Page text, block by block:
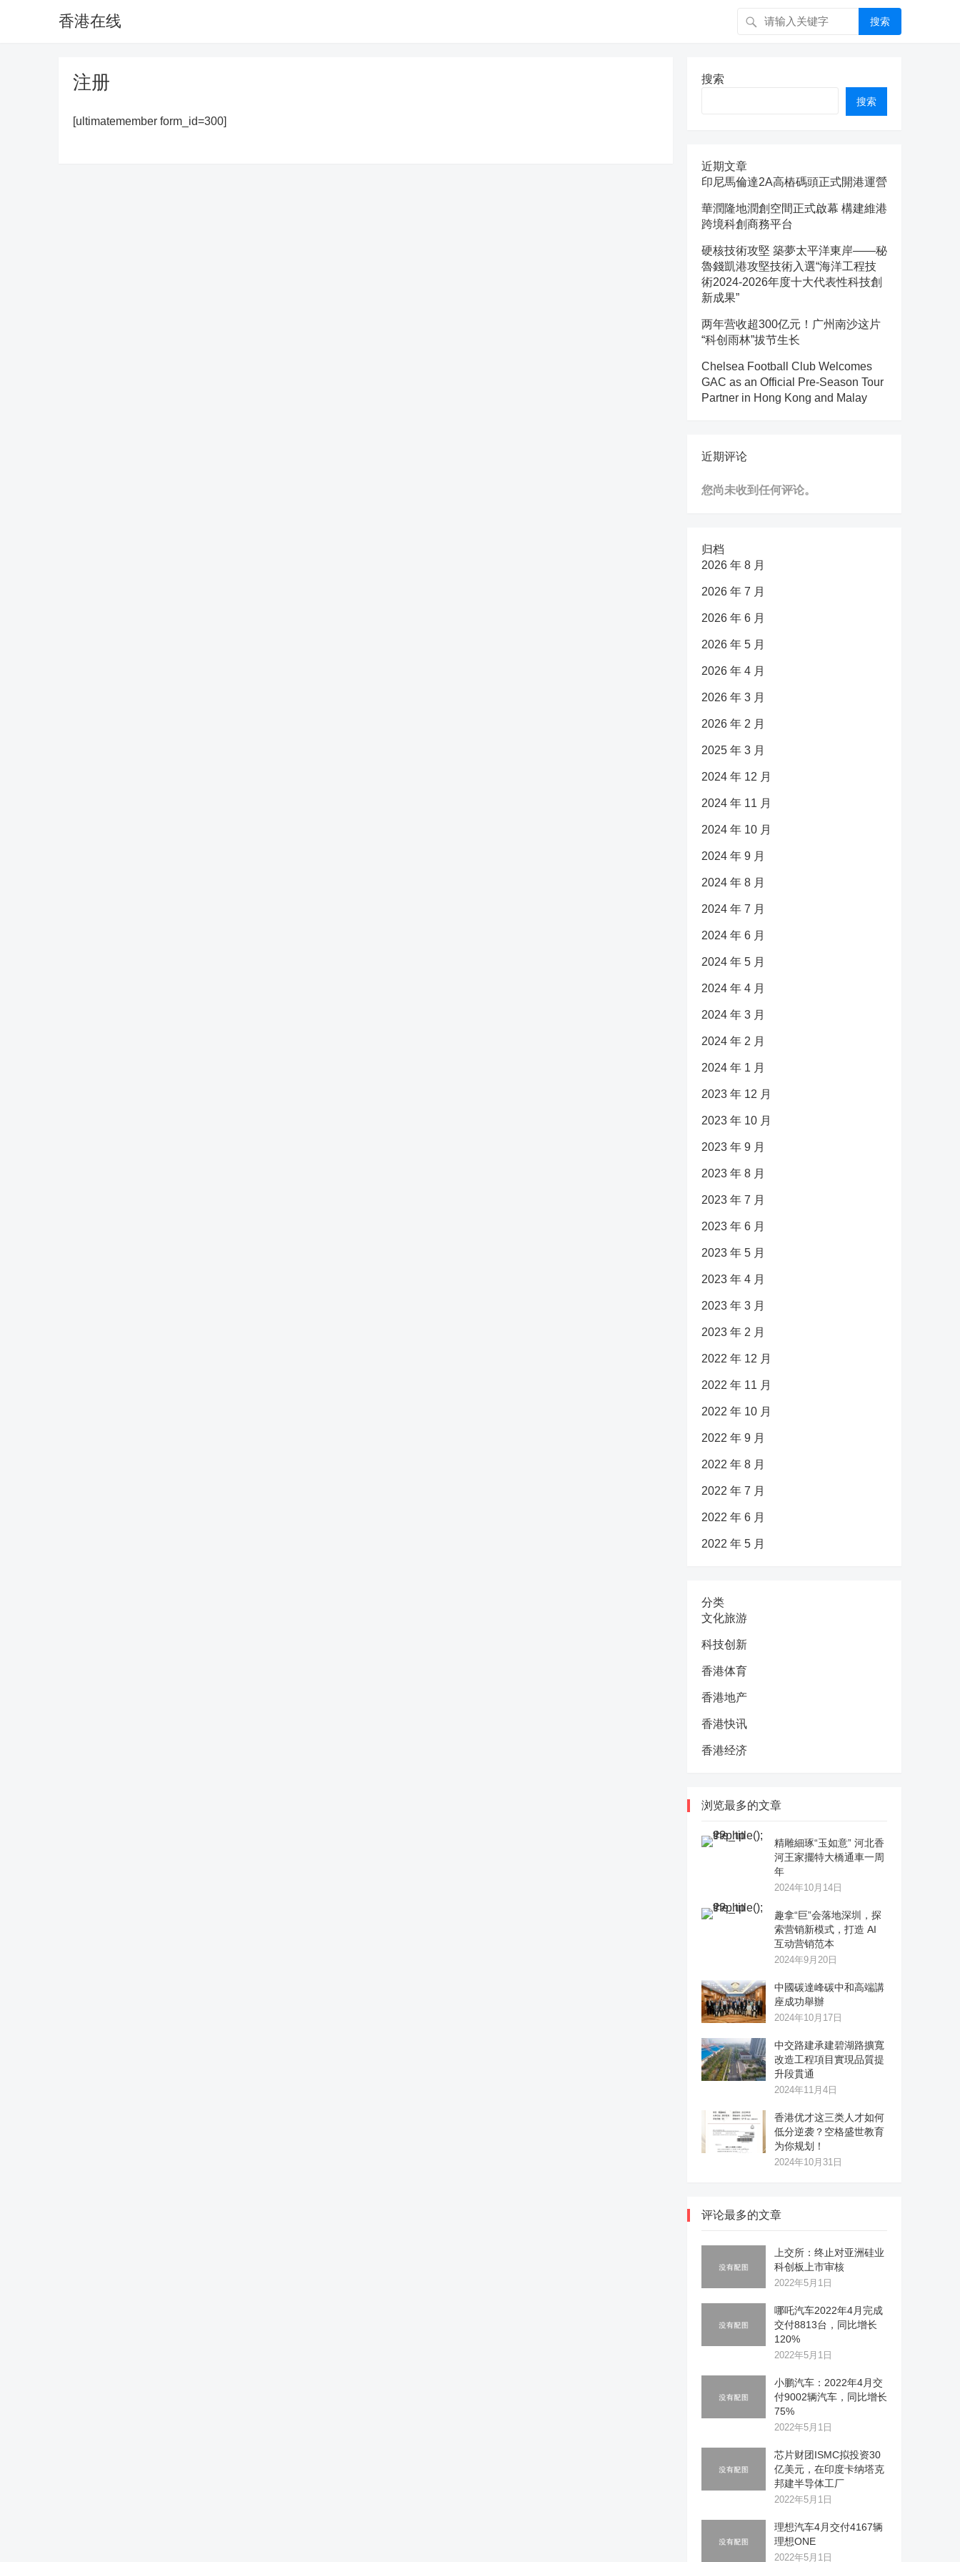
香港在线 搜索
注册
[ultimatemember form_id=300]
搜索
搜索
近期文章
印尼馬倫達2A高樁碼頭正式開港運營
華潤隆地潤創空間正式啟幕 構建維港
跨境科創商務平台
硬核技術攻堅 築夢太平洋東岸——秘
魯錢凱港攻堅技術入選“海洋工程技
術2024-2026年度十大代表性科技創
新成果”
两年营收超300亿元！广州南沙这片
“科创雨林”拔节生长
Chelsea Football Club Welcomes
GAC as an Official Pre-Season Tour
Partner in Hong Kong and Malay
近期评论
您尚未收到任何评论。
归档
2026 年 8 月
2026 年 7 月
2026 年 6 月
2026 年 5 月
2026 年 4 月
2026 年 3 月
2026 年 2 月
2025 年 3 月
2024 年 12 月
2024 年 11 月
2024 年 10 月
2024 年 9 月
2024 年 8 月
2024 年 7 月
2024 年 6 月
2024 年 5 月
2024 年 4 月
2024 年 3 月
2024 年 2 月
2024 年 1 月
2023 年 12 月
2023 年 10 月
2023 年 9 月
2023 年 8 月
2023 年 7 月
2023 年 6 月
2023 年 5 月
2023 年 4 月
2023 年 3 月
2023 年 2 月
2022 年 12 月
2022 年 11 月
2022 年 10 月
2022 年 9 月
2022 年 8 月
2022 年 7 月
2022 年 6 月
2022 年 5 月
分类
文化旅游
科技创新
香港体育
香港地产
香港快讯
香港经济
浏览最多的文章
精雕細琢“玉如意” 河北香
河王家擺特大橋通車一周
年
2024年10月14日
趣拿“巨”会落地深圳，探
索营销新模式，打造 AI
互动营销范本
2024年9月20日
中國碳達峰碳中和高端講
座成功舉辦
2024年10月17日
中交路建承建碧湖路擴寬
改造工程項目實現品質提
升段貫通
2024年11月4日
香港优才这三类人才如何
低分逆袭？空格盛世教育
为你规划！
2024年10月31日
评论最多的文章
上交所：终止对亚洲硅业
科创板上市审核
2022年5月1日
哪吒汽车2022年4月完成
交付8813台，同比增长
120%
2022年5月1日
小鹏汽车：2022年4月交
付9002辆汽车，同比增长
75%
2022年5月1日
芯片财团ISMC拟投资30
亿美元，在印度卡纳塔克
邦建半导体工厂
2022年5月1日
理想汽车4月交付4167辆
理想ONE
2022年5月1日